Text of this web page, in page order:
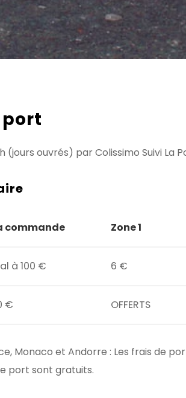
(jours ouvrés) par Colissimo Suivi La
commande Zone 1
à 100 € 6 €
€ OFFERTS
Monaco et Andorre : Les frais de
port sont gratuits.